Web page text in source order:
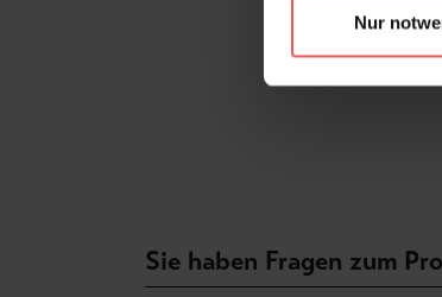
Nur
Sie haben Fragen zum